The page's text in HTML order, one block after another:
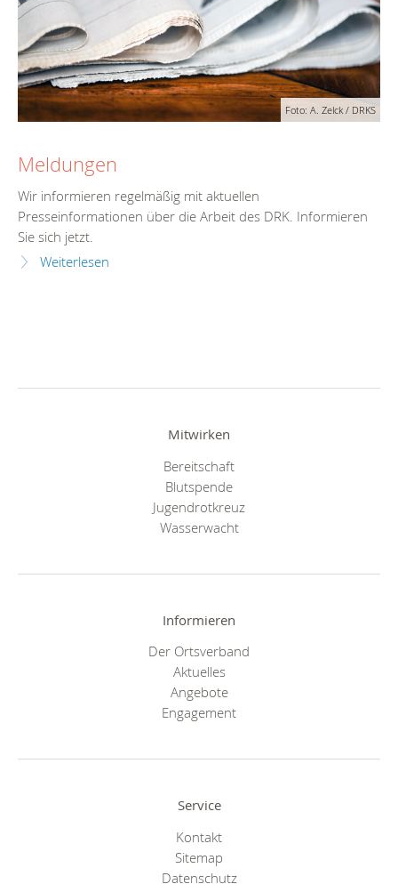
Foto: A. Zelck / DRKS
Meldungen
Wir informieren regelmäßig mit aktuellen
Presseinformationen über die Arbeit des DRK. Informieren
Sie sich jetzt.
Weiterlesen
Mitwirken
Bereitschaft
Blutspende
Jugendrotkreuz
Wasserwacht
Informieren
Der Ortsverband
Aktuelles
Angebote
Engagement
Service
Kontakt
Sitemap
Datenschutz